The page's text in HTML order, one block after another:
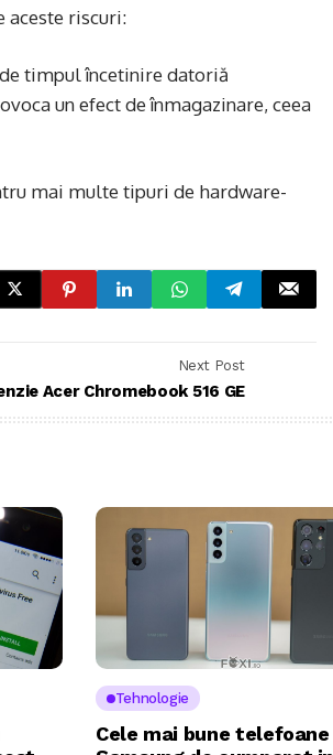
aceste riscuri:
timpul încetinire datoriă
un efect de înmagazinare, ceea
mai multe tipuri de hardware-
Next Post
Acer Chromebook 516 GE
Tehnologie
Cele mai bune telefoane